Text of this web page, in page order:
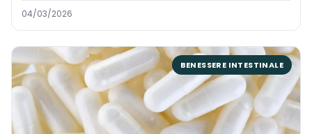
04/03/2026
BENESSERE INTESTINALE